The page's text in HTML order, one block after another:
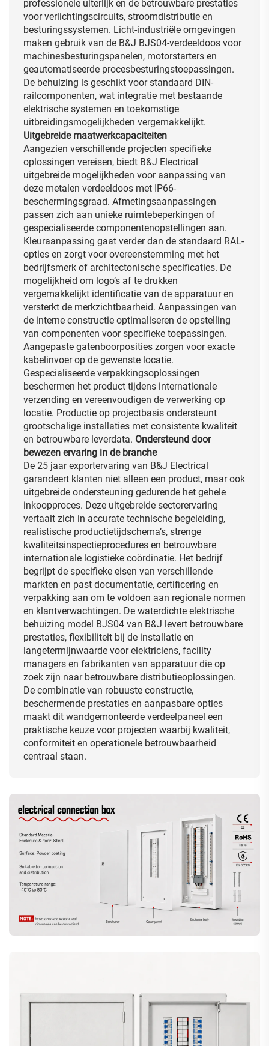
professionele uiterlijk en de betrouwbare prestaties
voor verlichtingscircuits, stroomdistributie en
besturingssystemen. Licht-industriële omgevingen
maken gebruik van de B&J BJS04-verdeeldoos voor
machinesbesturingspanelen, motorstarters en
geautomatiseerde procesbesturingstoepassingen.
De behuizing is geschikt voor standaard DIN-
railcomponenten, wat integratie met bestaande
elektrische systemen en toekomstige
uitbreidingsmogelijkheden vergemakkelijkt.
Uitgebreide maatwerkcapaciteiten
Aangezien verschillende projecten specifieke
oplossingen vereisen, biedt B&J Electrical
uitgebreide mogelijkheden voor aanpassing van
deze metalen verdeeldoos met IP66-
beschermingsgraad. Afmetingsaanpassingen
passen zich aan unieke ruimtebeperkingen of
gespecialiseerde componentenopstellingen aan.
Kleuraanpassing gaat verder dan de standaard RAL-
opties en zorgt voor overeenstemming met het
bedrijfsmerk of architectonische specificaties. De
mogelijkheid om logo’s af te drukken
vergemakkelijkt identificatie van de apparatuur en
versterkt de merkzichtbaarheid. Aanpassingen van
de interne constructie optimaliseren de opstelling
van componenten voor specifieke toepassingen.
Aangepaste gatenboorposities zorgen voor exacte
kabelinvoer op de gewenste locatie.
Gespecialiseerde verpakkingsoplossingen
beschermen het product tijdens internationale
verzending en vereenvoudigen de verwerking op
locatie. Productie op projectbasis ondersteunt
grootschalige installaties met consistente kwaliteit
en betrouwbare leverdata. Ondersteund door
bewezen ervaring in de branche
De 25 jaar exportervaring van B&J Electrical
garandeert klanten niet alleen een product, maar ook
uitgebreide ondersteuning gedurende het gehele
inkoopproces. Deze uitgebreide sectorervaring
vertaalt zich in accurate technische begeleiding,
realistische productietijdschema’s, strenge
kwaliteitsinspectieprocedures en betrouwbare
internationale logistieke coördinatie. Het bedrijf
begrijpt de specifieke eisen van verschillende
markten en past documentatie, certificering en
verpakking aan om te voldoen aan regionale normen
en klantverwachtingen. De waterdichte elektrische
behuizing model BJS04 van B&J levert betrouwbare
prestaties, flexibiliteit bij de installatie en
langetermijnwaarde voor elektriciens, facility
managers en fabrikanten van apparatuur die op
zoek zijn naar betrouwbare distributieoplossingen.
De combinatie van robuuste constructie,
beschermende prestaties en aanpasbare opties
maakt dit wandgemonteerde verdeelpaneel een
praktische keuze voor projecten waarbij kwaliteit,
conformiteit en operationele betrouwbaarheid
centraal staan.